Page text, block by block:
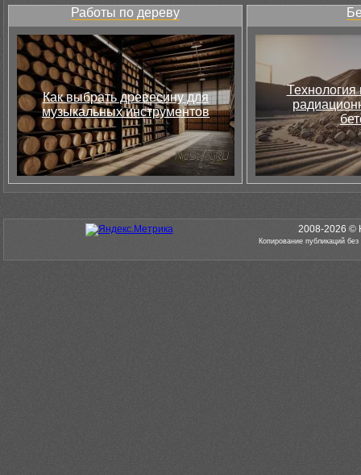
Работы по дереву
Как выбрать древесину для
музыкальных инструментов
Технология
2008-2026 ©
Копирование публикаций